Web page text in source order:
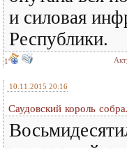
и силовая
Республики.
1
10.11.2015 20:16
Саудовский король